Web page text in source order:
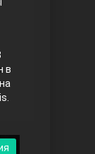
в